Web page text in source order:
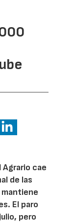
Agrario cae
de las
mantiene
El paro
pero